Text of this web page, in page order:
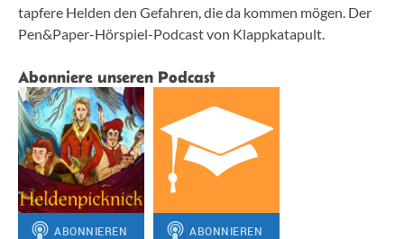
tapfere Helden den Gefahren, die da kommen mögen. Der
Pen&Paper-Hörspiel-Podcast von Klappkatapult.
Abonniere unseren Podcast